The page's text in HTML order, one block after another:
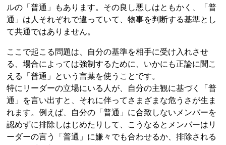
ルの「普通」もあります。その良し悪しはともかく、「普
通」は人それぞれで違っていて、物事を判断する基準とし
て共通ではありません。
ここで起こる問題は、自分の基準を相手に受け入れさせ
る、場合によっては強制するために、いかにも正論に聞こ
える「普通」という言葉を使うことです。
特にリーダーの立場にいる人が、自分の主観に基づく「普
通」を言い出すと、それに伴ってさまざまな危うさが生ま
れます。例えば、自分の「普通」に合致しないメンバーを
認めずに排除しはじめたりして、こうなるとメンバーはリ
ーダーの言う「普通」に嫌々でも合わせるか、排除される